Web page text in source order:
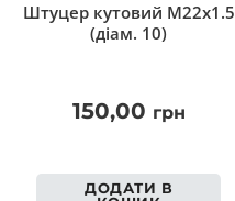
Штуцер кутовий M22x1.5
(діам. 10)
150,00 грн
ДОДАТИ В